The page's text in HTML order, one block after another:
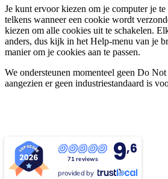
Je kunt ervoor kiezen om je computer je
telkens wanneer een cookie wordt
kiezen om alle cookies uit te schakelen.
anders, dus kijk in het Help-menu van je
manier om je cookies aan te passen.
We ondersteunen momenteel geen Do
aangezien er geen industriestandaard is
71 reviews 9,6
provided by